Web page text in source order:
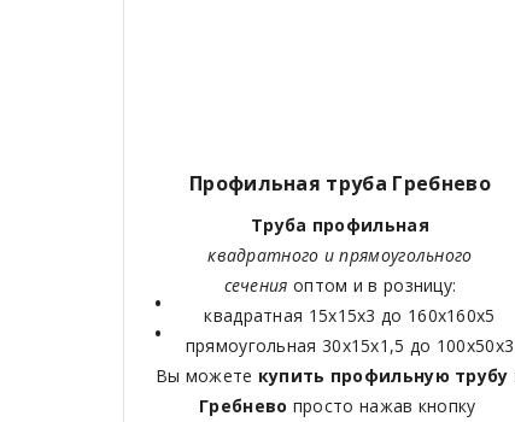
Профильная труба Гребнево
Труба профильная
квадратного и прямоугольного
сечения оптом и в розницу:
квадратная 15х15х3 до 160х160х5
прямоугольная 30х15х1,5 до 100х50х3
Вы можете купить профильную трубу
Гребнево просто нажав кнопку